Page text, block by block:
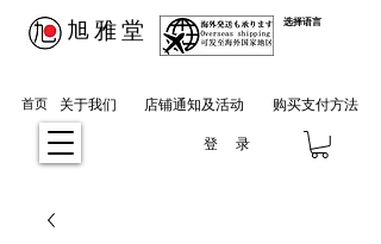
登 录
​旭雅堂 选择语言
首页 关于我们 店铺通知及活动 购买支付方法